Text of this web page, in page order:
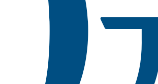
DARE の DXF変換の特徴